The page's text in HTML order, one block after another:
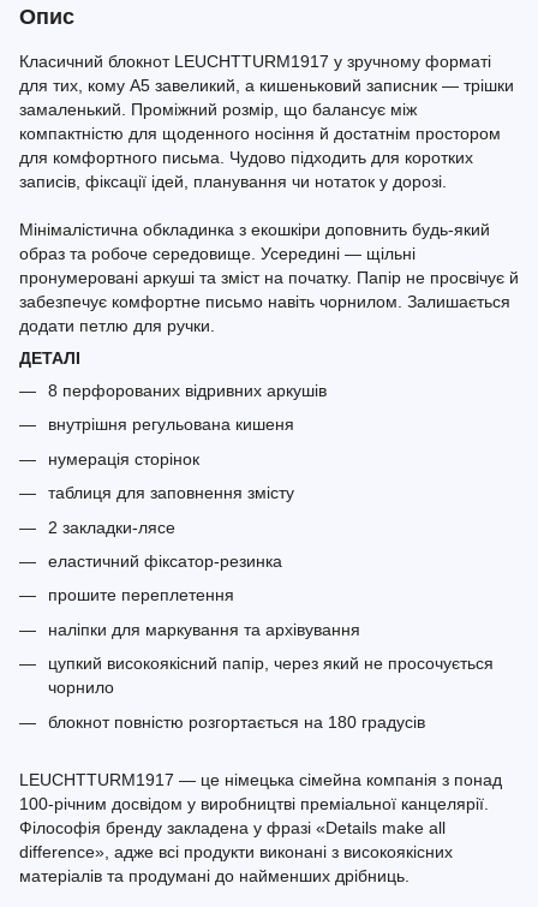
Опис
Класичний блокнот LEUCHTTURM1917 у зручному форматі
для тих, кому A5 завеликий, а кишеньковий записник — трішки
замаленький. Проміжний розмір, що балансує між
компактністю для щоденного носіння й достатнім простором
для комфортного письма. Чудово підходить для коротких
записів, фіксації ідей, планування чи нотаток у дорозі.
Мінімалістична обкладинка з екошкіри доповнить будь-який
образ та робоче середовище. Усередині — щільні
пронумеровані аркуші та зміст на початку. Папір не просвічує й
забезпечує комфортне письмо навіть чорнилом. Залишається
додати петлю для ручки.
ДЕТАЛІ
8 перфорованих відривних аркушів
внутрішня регульована кишеня
нумерація сторінок
таблиця для заповнення змісту
2 закладки-лясе
еластичний фіксатор-резинка
прошите переплетення
наліпки для маркування та архівування
цупкий високоякісний папір, через який не просочується
чорнило
блокнот повністю розгортається на 180 градусів
LEUCHTTURM1917 — це німецька сімейна компанія з понад
100-річним досвідом у виробництві преміальної канцелярії.
Філософія бренду закладена у фразі «Details make all
difference», адже всі продукти виконані з високоякісних
матеріалів та продумані до найменших дрібниць.